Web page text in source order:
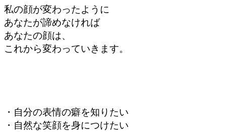
私の顔が変わったように
あなたが諦めなければ
あなたの顔は、
これから変わっていきます。
・自分の表情の癖を知りたい
・自然な笑顔を身につけたい